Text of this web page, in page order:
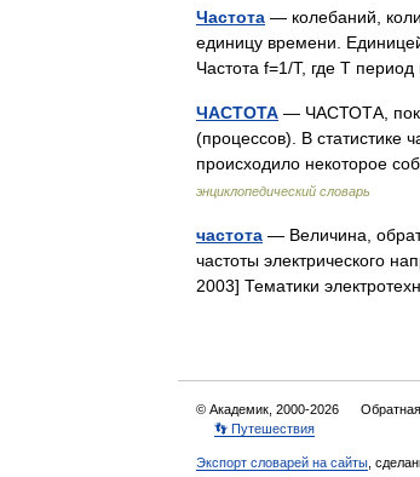
Частота — колебаний,
единицу времени.
Частота f=1/T, где T
ЧАСТОТА — ЧАСТОТА,
(процессов). В статистике
происходило некоторое
энциклопедический словарь
частота — Величина,
частоты электрического
2003] Тематики
© Академик, 2000-2026
👣 Путешествия
Экспорт словарей на сайты ,